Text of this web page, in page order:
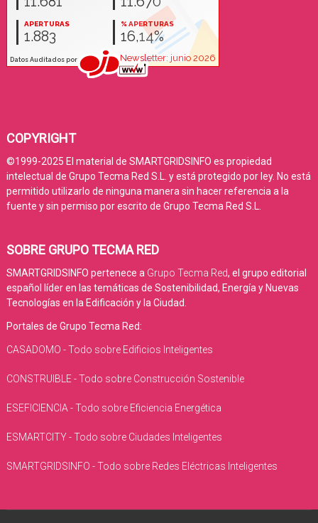
COPYRIGHT
©1999-2025 El material de SMARTGRIDSINFO es propiedad
intelectual de Grupo Tecma Red S.L. y está protegido por ley. No está
permitido utilizarlo de ninguna manera sin hacer referencia a la
fuente y sin permiso por escrito de Grupo Tecma Red S.L.
SOBRE GRUPO TECMA RED
SMARTGRIDSINFO pertenece a Grupo Tecma Red, el grupo editorial
español líder en las temáticas de Sostenibilidad, Energía y Nuevas
Tecnologías en la Edificación y la Ciudad.
Portales de Grupo Tecma Red:
CASADOMO - Todo sobre Edificios Inteligentes
CONSTRUIBLE - Todo sobre Construcción Sostenible
ESEFICIENCIA - Todo sobre Eficiencia Energética
ESMARTCITY - Todo sobre Ciudades Inteligentes
SMARTGRIDSINFO - Todo sobre Redes Eléctricas Inteligentes